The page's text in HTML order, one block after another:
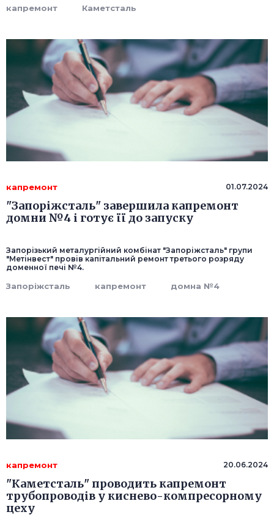
капремонт Каметсталь
капремонт 01.07.2024
"Запоріжсталь" завершила капремонт
домни №4 і готує її до запуску
Запорізький металургійний комбінат "Запоріжсталь" групи
"Метінвест" провів капітальний ремонт третього розряду
доменної печі №4.
Запоріжсталь капремонт домна №4
капремонт 20.06.2024
"Каметсталь" проводить капремонт
трубопроводів у киснево-компресорному
цеху